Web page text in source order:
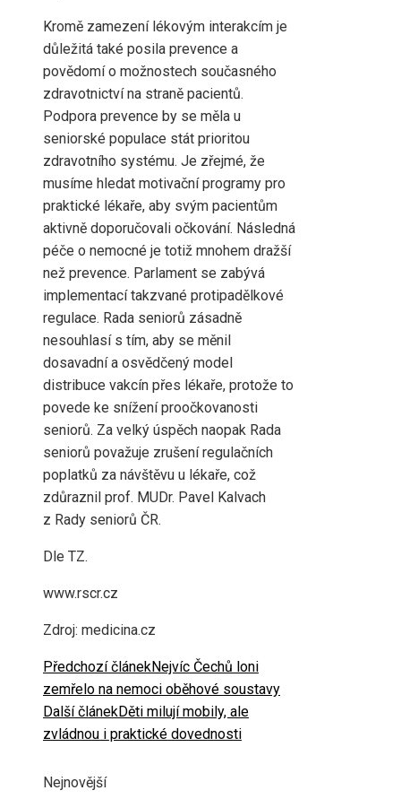
Kromě zamezení lékovým interakcím je
důležitá také posila prevence a
povědomí o možnostech současného
zdravotnictví na straně pacientů.
Podpora prevence by se měla u
seniorské populace stát prioritou
zdravotního systému. Je zřejmé, že
musíme hledat motivační programy pro
praktické lékaře, aby svým pacientům
aktivně doporučovali očkování. Následná
péče o nemocné je totiž mnohem dražší
než prevence. Parlament se zabývá
implementací takzvané protipadělkové
regulace. Rada seniorů zásadně
nesouhlasí s tím, aby se měnil
dosavadní a osvědčený model
distribuce vakcín přes lékaře, protože to
povede ke snížení proočkovanosti
seniorů. Za velký úspěch naopak Rada
seniorů považuje zrušení regulačních
poplatků za návštěvu u lékaře, což
zdůraznil prof. MUDr. Pavel Kalvach
z Rady seniorů ČR.
Dle TZ.
www.rscr.cz
Zdroj: medicina.cz
Předchozí článekNejvíc Čechů loni
zemřelo na nemoci oběhové soustavy
Další článekDěti milují mobily, ale
zvládnou i praktické dovednosti
Nejnovější